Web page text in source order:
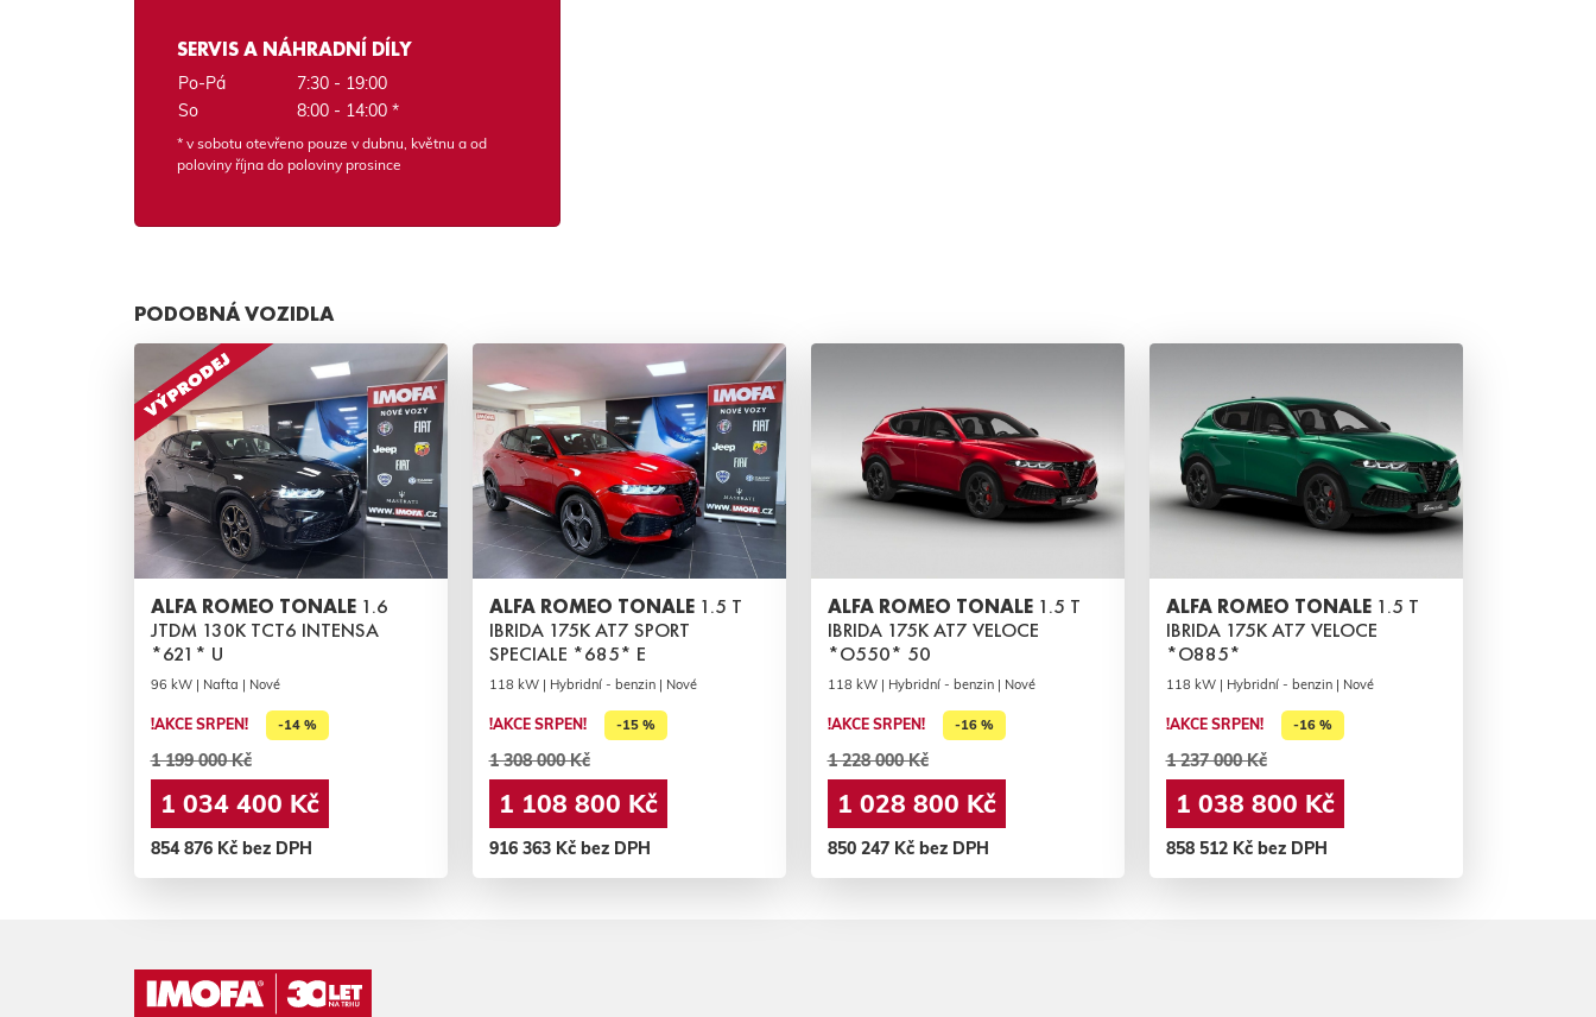
SERVIS A NÁHRADNÍ DÍLY
Po-Pá
7:30 - 19:00
So
8:00 - 14:00 *
* v sobotu otevřeno pouze v dubnu, květnu a od
poloviny října do poloviny prosince
PODOBNÁ VOZIDLA
ALFA ROMEO TONALE 1.6
JTDM 130K TCT6 INTENSA
*621* U
96 kW | Nafta | Nové
!AKCE SRPEN! -14 %
1 199 000 Kč
1 034 400 Kč
854 876 Kč bez DPH
ALFA ROMEO TONALE 1.5 T
IBRIDA 175K AT7 SPORT
SPECIALE *685* E
118 kW | Hybridní - benzin | Nové
!AKCE SRPEN! -15 %
1 308 000 Kč
1 108 800 Kč
916 363 Kč bez DPH
ALFA ROMEO TONALE 1.5 T
IBRIDA 175K AT7 VELOCE
*O550* 50
118 kW | Hybridní - benzin | Nové
!AKCE SRPEN! -16 %
1 228 000 Kč
1 028 800 Kč
850 247 Kč bez DPH
ALFA ROMEO TONALE 1.5 T
IBRIDA 175K AT7 VELOCE
*O885*
118 kW | Hybridní - benzin | Nové
!AKCE SRPEN! -16 %
1 237 000 Kč
1 038 800 Kč
858 512 Kč bez DPH